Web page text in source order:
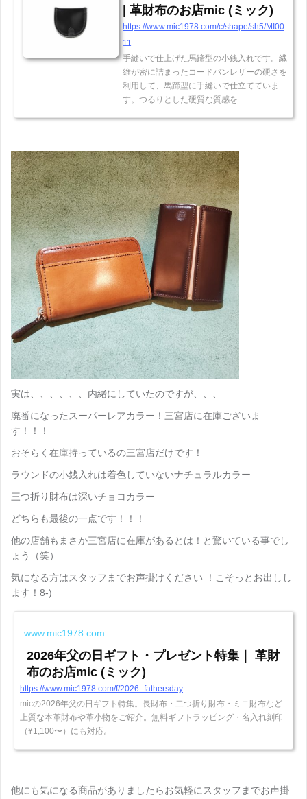
| 革財布のお店mic (ミック)
https://www.mic1978.com/c/shape/sh5/MI00
11
手縫いで仕上げた馬蹄型の小銭入れです。繊
維が密に詰まったコードバンレザーの硬さを
利用して、馬蹄型に手縫いで仕立てていま
す。つるりとした硬質な質感を...
実は、、、、、、内緒にしていたのですが、、、
廃番になったスーパーレアカラー！三宮店に在庫ございま
す！！！
おそらく在庫持っているの三宮店だけです！
ラウンドの小銭入れは着色していないナチュラルカラー
三つ折り財布は深いチョコカラー
どちらも最後の一点です！！！
他の店舗もまさか三宮店に在庫があるとは！と驚いている事でし
ょう（笑）
気になる方はスタッフまでお声掛けください ！こそっとお出しし
ます！8-)
www.mic1978.com
2026年父の日ギフト・プレゼント特集｜ 革財
布のお店mic (ミック)
https://www.mic1978.com/f/2026_fathersday
micの2026年父の日ギフト特集。長財布・二つ折り財布・ミニ財布など
上質な本革財布や革小物をご紹介。無料ギフトラッピング・名入れ刻印
（¥1,100〜）にも対応。
他にも気になる商品がありましたらお気軽にスタッフまでお声掛